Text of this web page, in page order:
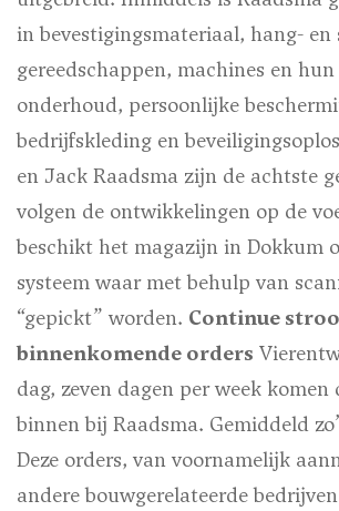
in bevestigingsmateriaal, hang-
gereedschappen, machines en
onderhoud, persoonlijke
bedrijfskleding en
en Jack Raadsma zijn de achtste
volgen de ontwikkelingen op de
beschikt het magazijn in Dokkum
systeem waar met behulp van
“gepickt” worden. Continue
binnenkomende orders
dag, zeven dagen per week komen
binnen bij Raadsma. Gemiddeld
Deze orders, van voornamelijk
andere bouwgerelateerde